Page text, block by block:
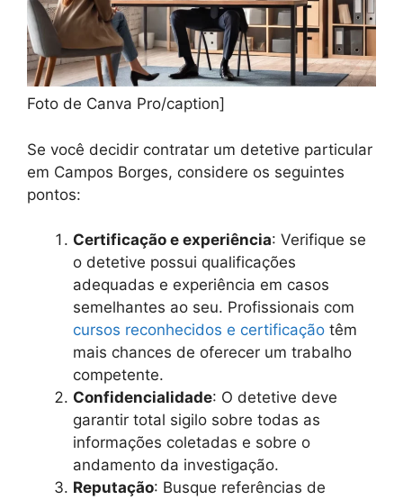
Foto de Canva Pro/caption]
Se você decidir contratar um detetive particular
em Campos Borges, considere os seguintes
pontos:
Certificação e experiência: Verifique se
o detetive possui qualificações
adequadas e experiência em casos
semelhantes ao seu. Profissionais com
cursos reconhecidos e certificação têm
mais chances de oferecer um trabalho
competente.
Confidencialidade: O detetive deve
garantir total sigilo sobre todas as
informações coletadas e sobre o
andamento da investigação.
Reputação: Busque referências de